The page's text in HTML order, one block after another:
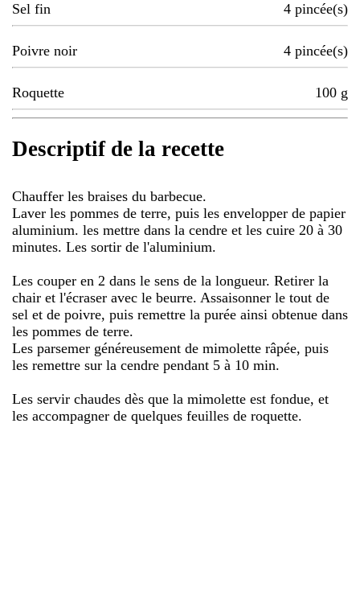
Sel fin 4 pincée(s)
Poivre noir 4 pincée(s)
Roquette 100 g
Descriptif de la recette
Chauffer les braises du barbecue.
Laver les pommes de terre, puis les envelopper de papier
aluminium. les mettre dans la cendre et les cuire 20 à 30
minutes. Les sortir de l'aluminium.
Les couper en 2 dans le sens de la longueur. Retirer la
chair et l'écraser avec le beurre. Assaisonner le tout de
sel et de poivre, puis remettre la purée ainsi obtenue dans
les pommes de terre.
Les parsemer généreusement de mimolette râpée, puis
les remettre sur la cendre pendant 5 à 10 min.
Les servir chaudes dès que la mimolette est fondue, et
les accompagner de quelques feuilles de roquette.